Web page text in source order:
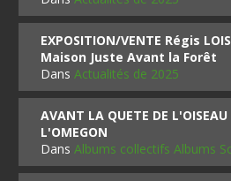
EXPOSITION/VENTE Régis
Maison Juste Avant la Forêt
DansActualités de 2025
AVANT LA QUETE DE
L'OMEGON
DansAlbums collectifs Albums